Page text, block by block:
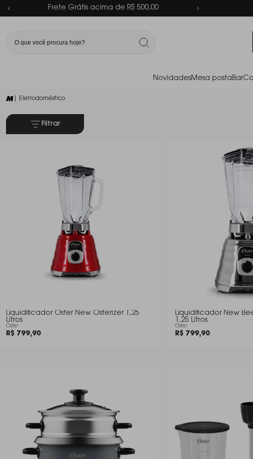
Parcelamento em até 6x sem juros
NovidadesMesa postaBar
| Eletrodoméstico
Filtrar
Liquidificador Oster New Osterizer 1,25
Litros
Oster
R$ 799,90
Liquidificador New
1,25 Litros
Oster
R$ 799,90